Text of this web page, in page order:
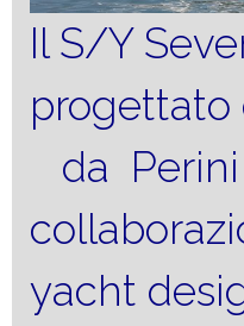
Il S/Y
progettato
da
yacht